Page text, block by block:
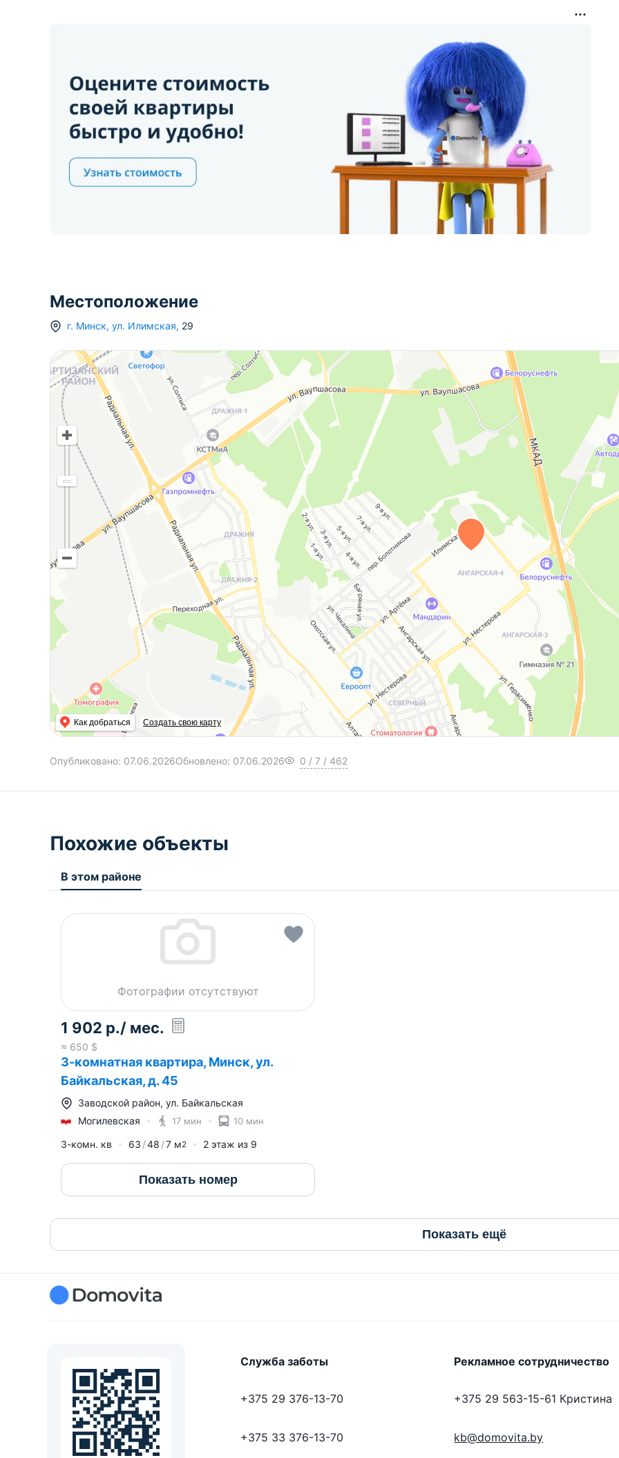
Местоположение
г. Минск, ул. Илимская, 29
Как добраться Создать свою карту
Опубликовано: 07.06.2026Обновлено: 07.06.2026 0 / 7 / 462
Похожие объекты
В этом районе
Фотографии отсутствуют
1 902 р./ мес.
≈ 650 $
3-комнатная квартира, Минск, ул.
Байкальская, д. 45
Заводской район, ул. Байкальская
Могилевская
17 мин 10 мин
3-комн. кв 63 48 7 м2 2 этаж из 9
Показать номер
Показать ещё
Служба заботы
+375 29 376-13-70
+375 33 376-13-70
Рекламное сотрудничество
+375 29 563-15-61 Кристина
kb@domovita.by